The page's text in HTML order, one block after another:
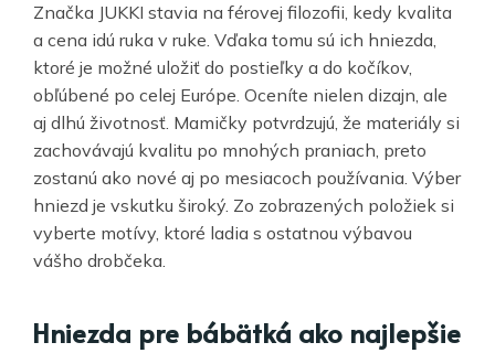
Značka JUKKI stavia na férovej filozofii, kedy kvalita
a cena idú ruka v ruke. Vďaka tomu sú ich hniezda,
ktoré je možné uložiť do postieľky a do kočíkov,
obľúbené po celej Európe. Oceníte nielen dizajn, ale
aj dlhú životnosť. Mamičky potvrdzujú, že materiály si
zachovávajú kvalitu po mnohých praniach, preto
zostanú ako nové aj po mesiacoch používania. Výber
hniezd je vskutku široký. Zo zobrazených položiek si
vyberte motívy, ktoré ladia s ostatnou výbavou
vášho drobčeka.
Hniezda pre bábätká ako najlepšie